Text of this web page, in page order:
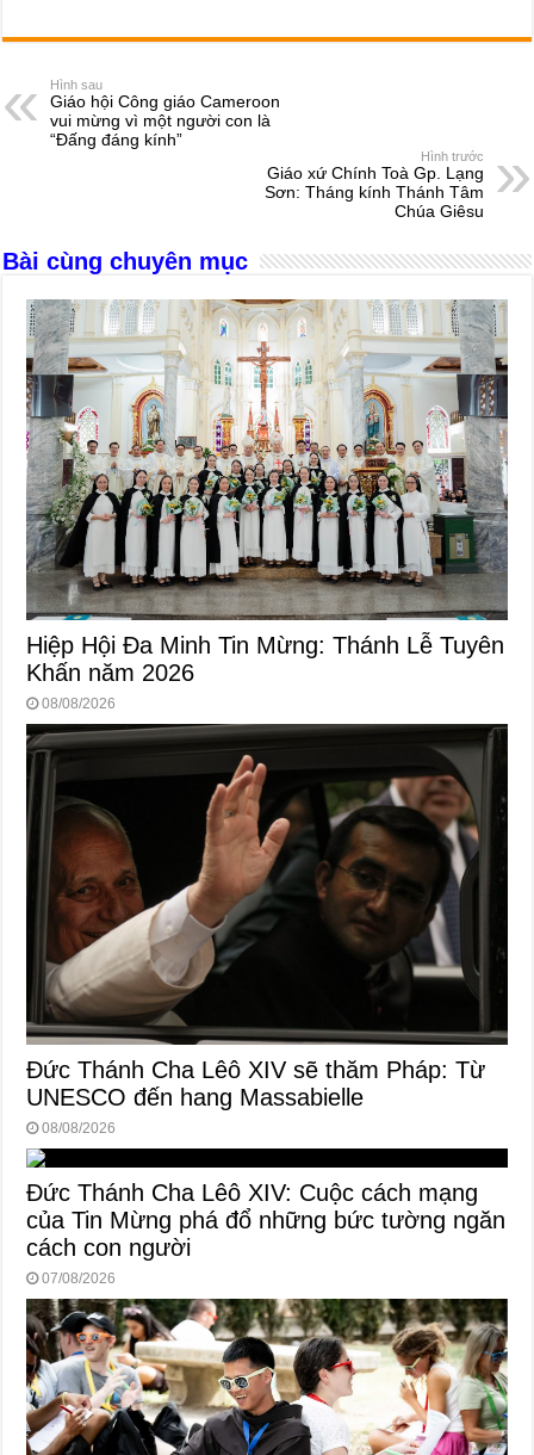
c
e
b
o
ss
n
g
at
A
p
e
d
s
er ail ar
Hình sau
Giáo hội Công giáo Cameroon
vui mừng vì một người con là
“Đấng đáng kính”
Hình trước
Giáo xứ Chính Toà Gp. Lạng
Sơn: Tháng kính Thánh Tâm
Chúa Giêsu
Bài cùng chuyên mục
Hiệp Hội Đa Minh Tin Mừng: Thánh Lễ Tuyên
Khấn năm 2026
08/08/2026
Đức Thánh Cha Lêô XIV sẽ thăm Pháp: Từ
UNESCO đến hang Massabielle
08/08/2026
Đức Thánh Cha Lêô XIV: Cuộc cách mạng
của Tin Mừng phá đổ những bức tường ngăn
cách con người
07/08/2026